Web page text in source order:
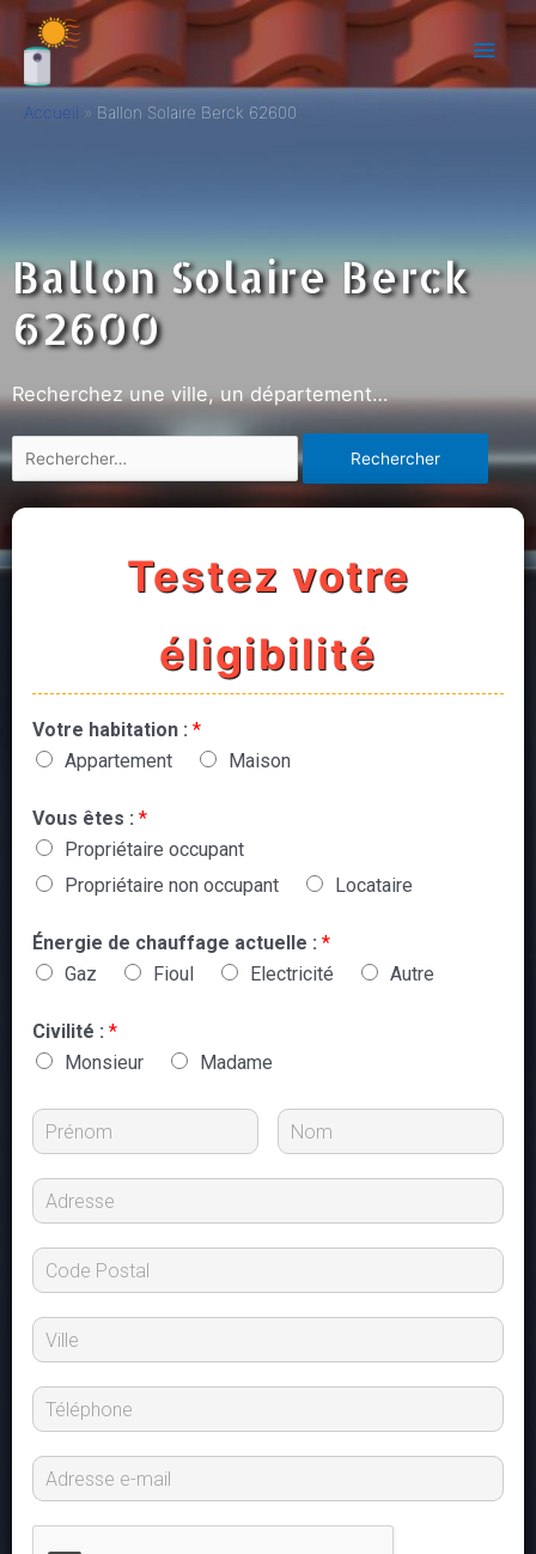
Accueil Ballon Solaire Berck 62600
Ballon Solaire Berck
62600
Recherchez une ville, un département…
Testez votre
éligibilité
Votre habitation : *
Appartement
Maison
Vous êtes : *
Propriétaire occupant
Propriétaire non occupant
Locataire
Énergie de chauffage actuelle : *
Gaz
Fioul Electricité Autre
Civilité : *
Monsieur
Madame